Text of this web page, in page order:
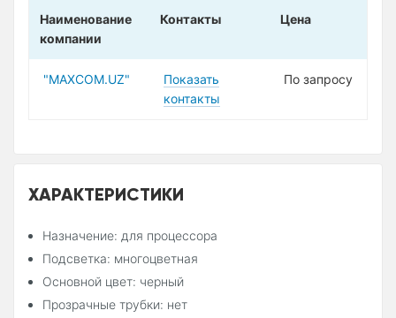
Наименование
компании
Контакты Цена
"MAXCOM.UZ"
Показать
контакты
По запросу
ХАРАКТЕРИСТИКИ
Назначение: для процессора
Подсветка: многоцветная
Основной цвет: черный
Прозрачные трубки: нет